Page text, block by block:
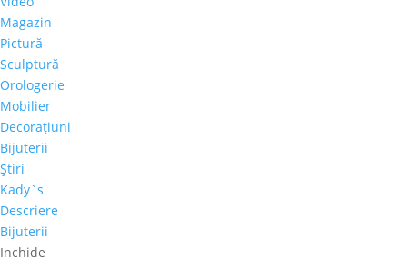
Magazin
Pictură
Sculptură
Orologerie
Mobilier
Decoraţiuni
Bijuterii
Ştiri
Kady`s
Descriere
Bijuterii
Inchide